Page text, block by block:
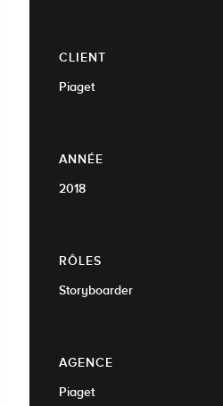
CLIENT
Piaget
ANNÉE
2018
RÔLES
Storyboarder
AGENCE
Piaget